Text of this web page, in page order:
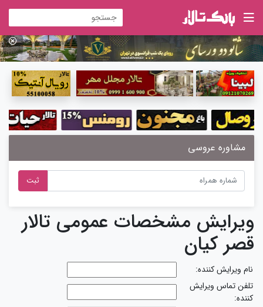
مشاوره عروسی
ثبت
ویرایش مشخصات عمومی تالار
قصر کیان
نام ویرایش کننده:
تلفن تماس ویرایش
کننده: